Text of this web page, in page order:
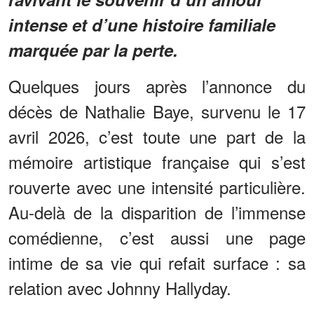
intense et d’une histoire familiale
marquée par la perte.
Quelques jours après l’annonce du
décès de Nathalie Baye, survenu le 17
avril 2026, c’est toute une part de la
mémoire artistique française qui s’est
rouverte avec une intensité particulière.
Au-delà de la disparition de l’immense
comédienne, c’est aussi une page
intime de sa vie qui refait surface : sa
relation avec Johnny Hallyday.